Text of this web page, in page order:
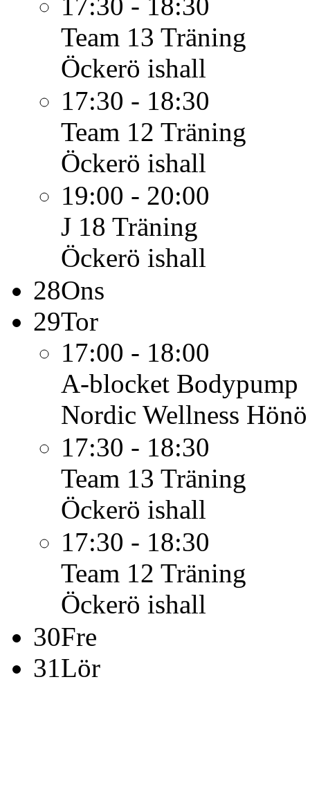
Team 13 Träning
Öckerö ishall
17:30 - 18:30
Team 12 Träning
Öckerö ishall
19:00 - 20:00
J 18 Träning
Öckerö ishall
28Ons
29Tor
17:00 - 18:00
A-blocket Bodypump
Nordic Wellness Hönö
17:30 - 18:30
Team 13 Träning
Öckerö ishall
17:30 - 18:30
Team 12 Träning
Öckerö ishall
30Fre
31Lör